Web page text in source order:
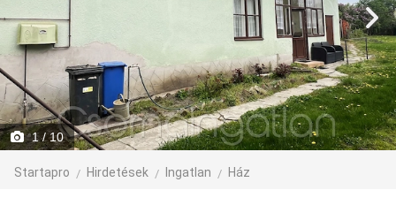
1/ 10
Startapro Hirdetések Ingatlan Ház